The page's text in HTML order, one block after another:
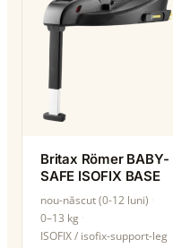
Britax Römer BABY-
SAFE ISOFIX BASE
nou-născut (0-12 luni)
0–13 kg
ISOFIX / isofix-support-leg